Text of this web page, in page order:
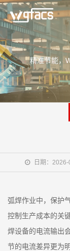
精准节能，
日期：
弧焊作业中，保护
控制生产成本的关
焊设备的电流输出
节的电流差异更为